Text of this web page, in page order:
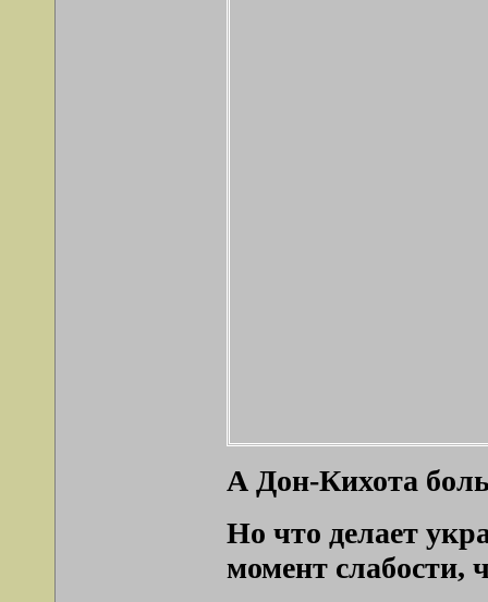
А Дон-Кихота
Но что делает
момент слабости,